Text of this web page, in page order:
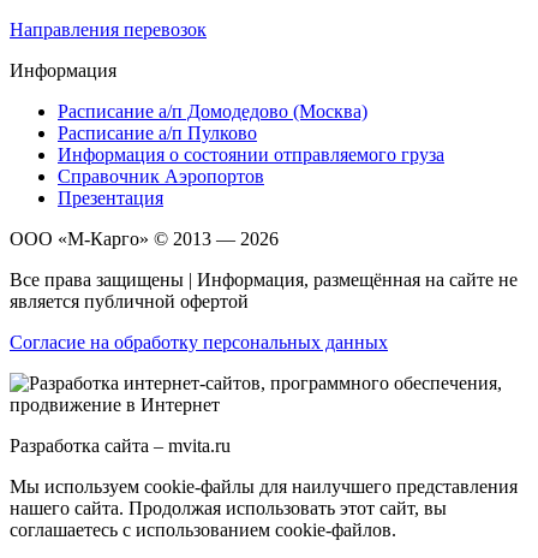
Направления перевозок
Информация
Расписание а/п Домодедово (Москва)
Расписание а/п Пулково
Информация о состоянии отправляемого груза
Справочник Аэропортов
Презентация
ООО «М-Карго» © 2013 — 2026
Все права защищены | Информация, размещённая на сайте не
является публичной офертой
Согласие на обработку персональных данных
Разработка сайта – mvita.ru
Мы используем cookie-файлы для наилучшего представления
нашего сайта. Продолжая использовать этот сайт, вы
соглашаетесь с использованием cookie-файлов.